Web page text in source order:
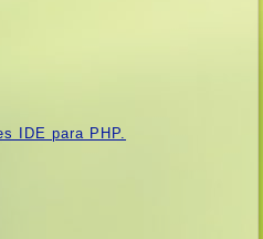
IDE para PHP.